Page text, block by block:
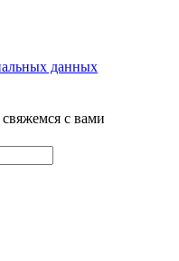
данных
с вами